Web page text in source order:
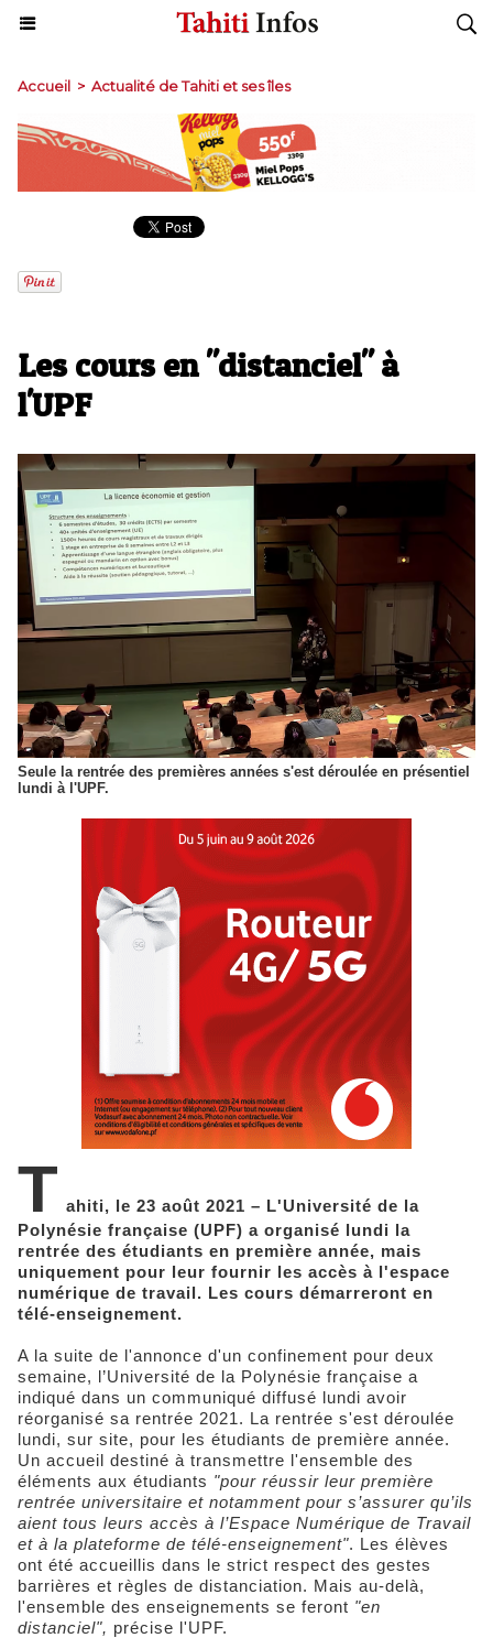
Accueil > Actualité de Tahiti et ses îles
​Les cours en "distanciel" à
l'UPF
Seule la rentrée des premières années s'est déroulée en présentiel
lundi à l'UPF.
T ahiti, le 23 août 2021 – L'Université de la
Polynésie française (UPF) a organisé lundi la
rentrée des étudiants en première année, mais
uniquement pour leur fournir les accès à l'espace
numérique de travail. Les cours démarreront en
télé-enseignement.
A la suite de l'annonce d'un confinement pour deux
semaine, l’Université de la Polynésie française a
indiqué dans un communiqué diffusé lundi avoir
réorganisé sa rentrée 2021. La rentrée s'est déroulée
lundi, sur site, pour les étudiants de première année.
Un accueil destiné à transmettre l'ensemble des
éléments aux étudiants "pour réussir leur première
rentrée universitaire et notamment pour s’assurer qu’ils
aient tous leurs accès à l’Espace Numérique de Travail
et à la plateforme de télé-enseignement". Les élèves
ont été accueillis dans le strict respect des gestes
barrières et règles de distanciation. Mais au-delà,
l'ensemble des enseignements se feront "en
distanciel", précise l'UPF.